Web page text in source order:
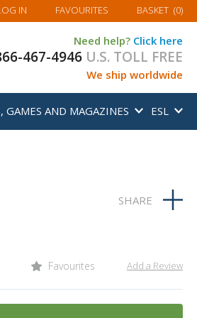
IN FAVOURITES MY BASKET
BASKET (0)
Need help? Click here
467-4946 U.S. TOLL FREE
We ship worldwide
GAMES AND MAGAZINES ESL
Favourites Add a Review